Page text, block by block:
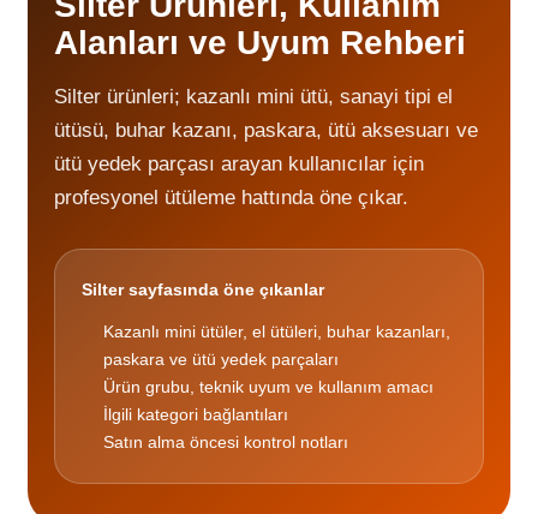
Alanları ve Uyum Rehberi
Silter ürünleri; kazanlı mini ütü, sanayi tipi el
ütüsü, buhar kazanı, paskara, ütü aksesuarı ve
ütü yedek parçası arayan kullanıcılar için
profesyonel ütüleme hattında öne çıkar.
Silter sayfasında öne çıkanlar
Kazanlı mini ütüler, el ütüleri, buhar kazanları,
paskara ve ütü yedek parçaları
Ürün grubu, teknik uyum ve kullanım amacı
İlgili kategori bağlantıları
Satın alma öncesi kontrol notları